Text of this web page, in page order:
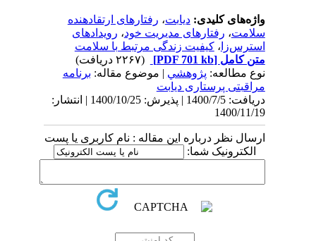
واژه‌های کلیدی:دیابت،رفتارهای ارتقادهنده
سلامت،رفتارهای مدیریت خود،رویدادهای
استرس‌زا، کیفیت زندگی مرتبط با سلامت
متن کامل[PDF 701 kb]
نوع مطالعه:پژوهشي| موضوع مقاله:برنامه
مراقبتی پرستاری دیابت
دریافت: 1400/7/5 | پذیرش: 1400/10/25 | انتشار:
1400/11/19
ارسال نظر درباره این مقاله : نام کاربری یا پست
الکترونیک شما: